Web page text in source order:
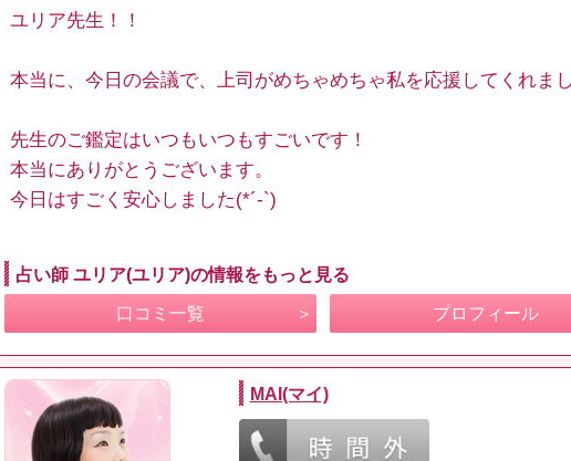
ユリア先生！！
本当に、今日の会議で、上司がめちゃめちゃ私を応援してくれま
先生のご鑑定はいつもいつもすごいです！
本当にありがとうございます。
今日はすごく安心しました(*´-`)
占い師 ユリア(ユリア)の情報をもっと見る
口コミ一覧 プロフィール
MAI(マイ)